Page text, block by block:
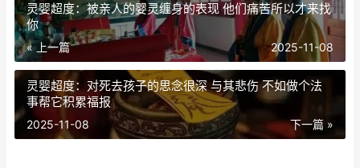
灵婴超度：被亲人的婴灵缠身的表现 他们痛苦所以才来找
你
« 上一篇 2025-11-08
灵婴超度：对死去孩子的思念很深 与其悲伤 不如做个法
事帮它积累福报
下一篇 »
2025-11-08